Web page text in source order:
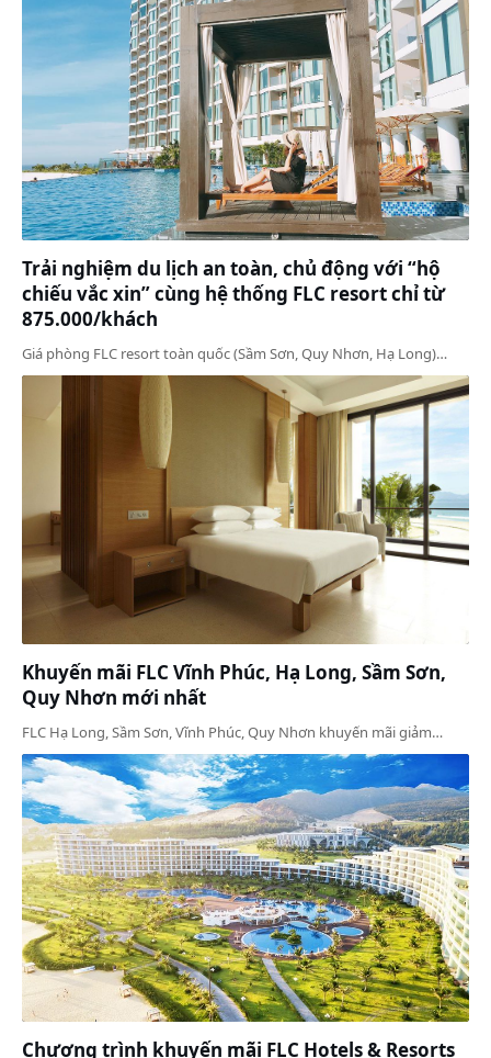
Trải nghiệm du lịch an toàn, chủ động với “hộ
chiếu vắc xin” cùng hệ thống FLC resort chỉ từ
875.000/khách
Giá phòng FLC resort toàn quốc (Sầm Sơn, Quy Nhơn, Hạ Long)…
Khuyến mãi FLC Vĩnh Phúc, Hạ Long, Sầm Sơn,
Quy Nhơn mới nhất
FLC Hạ Long, Sầm Sơn, Vĩnh Phúc, Quy Nhơn khuyến mãi giảm…
Chương trình khuyến mãi FLC Hotels & Resorts